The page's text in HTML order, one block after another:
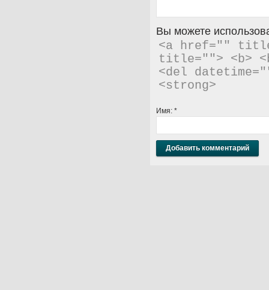
Вы можете
<a href=""
title=""> <b>
<del
<strong>
Имя: *